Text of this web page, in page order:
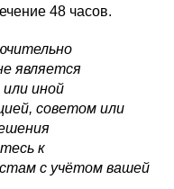
48 часов.
является
иной
советом или
к
с учётом вашей